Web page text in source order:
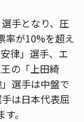
手となり、圧
率が10%を超え
律」選手、エ
の「上田綺
選手は中盤で
は日本代表屈
。